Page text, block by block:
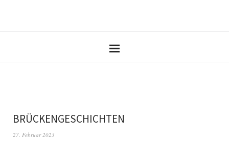
BRÜCKENGESCHICHTEN
27. Februar 2023